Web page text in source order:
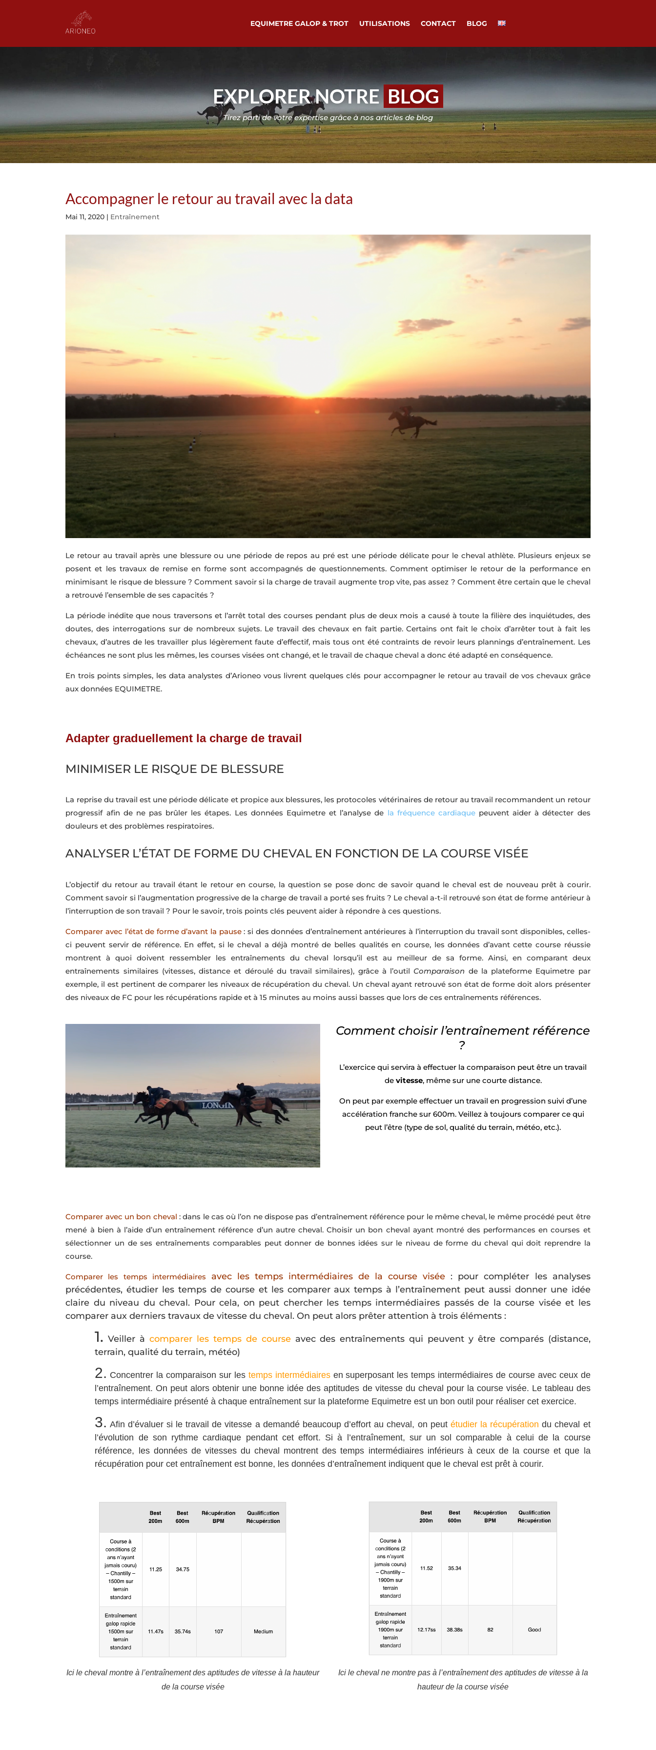
EQUIMETRE GALOP & TROT UTILISATIONS CONTACT BLOG
EXPLORER NOTRE BLOG
Tirez parti de votre expertise grâce à nos articles de blog
Accompagner le retour au travail avec la data
Mai 11, 2020 | Entraînement
Le retour au travail après une blessure ou une période de repos au pré est une période délicate pour le cheval athlète. Plusieurs enjeux se
posent et les travaux de remise en forme sont accompagnés de questionnements. Comment optimiser le retour de la performance en
minimisant le risque de blessure ? Comment savoir si la charge de travail augmente trop vite, pas assez ? Comment être certain que le cheval
a retrouvé l’ensemble de ses capacités ?
La période inédite que nous traversons et l’arrêt total des courses pendant plus de deux mois a causé à toute la filière des inquiétudes, des
doutes, des interrogations sur de nombreux sujets. Le travail des chevaux en fait partie. Certains ont fait le choix d’arrêter tout à fait les
chevaux, d’autres de les travailler plus légèrement faute d’effectif, mais tous ont été contraints de revoir leurs plannings d’entraînement. Les
échéances ne sont plus les mêmes, les courses visées ont changé, et le travail de chaque cheval a donc été adapté en conséquence.
En trois points simples, les data analystes d’Arioneo vous livrent quelques clés pour accompagner le retour au travail de vos chevaux grâce
aux données EQUIMETRE.
Adapter graduellement la charge de travail
MINIMISER LE RISQUE DE BLESSURE
La reprise du travail est une période délicate et propice aux blessures, les protocoles vétérinaires de retour au travail recommandent un retour
progressif afin de ne pas brûler les étapes. Les données Equimetre et l’analyse de la fréquence cardiaquepeuvent aider à détecter des
douleurs et des problèmes respiratoires.
ANALYSER L’ÉTAT DE FORME DU CHEVAL EN FONCTION DE LA COURSE VISÉE
L’objectif du retour au travail étant le retour en course, la question se pose donc de savoir quand le cheval est de nouveau prêt à courir.
Comment savoir si l’augmentation progressive de la charge de travail a porté ses fruits ? Le cheval a-t-il retrouvé son état de forme antérieur à
l’interruption de son travail ? Pour le savoir, trois points clés peuvent aider à répondre à ces questions.
Comparer avec l’état de forme d’avant la pause: si des données d’entraînement antérieures à l’interruption du travail sont disponibles, celles-
ci peuvent servir de référence. En effet, si le cheval a déjà montré de belles qualités en course, les données d’avant cette course réussie
montrent à quoi doivent ressembler les entraînements du cheval lorsqu’il est au meilleur de sa forme. Ainsi, en comparant deux
entraînements similaires (vitesses, distance et déroulé du travail similaires), grâce à l’outil Comparaison de la plateforme Equimetre par
exemple, il est pertinent de comparer les niveaux de récupération du cheval. Un cheval ayant retrouvé son état de forme doit alors présenter
des niveaux de FC pour les récupérations rapide et à 15 minutes au moins aussi basses que lors de ces entraînements références.
Comment choisir l’entraînement référence
?
L’exercice qui servira à effectuer la comparaison peut être un travail
de vitesse, même sur une courte distance.
On peut par exemple effectuer un travail en progression suivi d’une
accélération franche sur 600m. Veillez à toujours comparer ce qui
peut l’être (type de sol, qualité du terrain, météo, etc.).
Comparer avec un bon cheval : dans le cas où l’on ne dispose pas d’entraînement référence pour le même cheval, le même procédé peut être
mené à bien à l’aide d’un entraînement référence d’un autre cheval. Choisir un bon cheval ayant montré des performances en courses et
sélectionner un de ses entraînements comparables peut donner de bonnes idées sur le niveau de forme du cheval qui doit reprendre la
course.
Comparer les temps intermédiaires avec les temps intermédiaires de la course visée : pour compléter les analyses
précédentes, étudier les temps de course et les comparer aux temps à l’entraînement peut aussi donner une idée
claire du niveau du cheval. Pour cela, on peut chercher les temps intermédiaires passés de la course visée et les
comparer aux derniers travaux de vitesse du cheval. On peut alors prêter attention à trois éléments :
1. Veiller àcomparer les temps de courseavec des entraînements qui peuvent y être comparés (distance,
terrain, qualité du terrain, météo)
2. Concentrer la comparaison sur les temps intermédiairesen superposant les temps intermédiaires de course avec ceux de
l’entraînement. On peut alors obtenir une bonne idée des aptitudes de vitesse du cheval pour la course visée. Le tableau des
temps intermédiaire présenté à chaque entraînement sur la plateforme Equimetre est un bon outil pour réaliser cet exercice.
3. Afin d’évaluer si le travail de vitesse a demandé beaucoup d’effort au cheval, on peut étudier la récupération du cheval et
l’évolution de son rythme cardiaque pendant cet effort. Si à l’entraînement, sur un sol comparable à celui de la course
référence, les données de vitesses du cheval montrent des temps intermédiaires inférieurs à ceux de la course et que la
récupération pour cet entraînement est bonne, les données d’entraînement indiquent que le cheval est prêt à courir.
Ici le cheval montre à l’entraînement des aptitudes de vitesse à la hauteur
de la course visée
Ici le cheval ne montre pas à l’entraînement des aptitudes de vitesse à la
hauteur de la course visée